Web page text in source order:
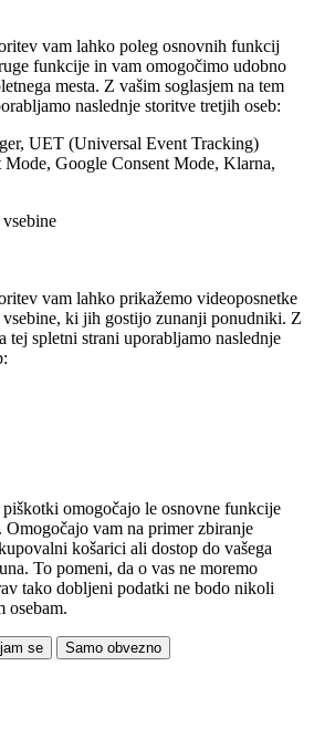
vam lahko poleg osnovnih funkcij
funkcije in vam omogočimo udobno
mesta. Z vašim soglasjem na tem
naslednje storitve tretjih oseb:
UET (Universal Event Tracking)
Google Consent Mode, Klarna,
vam lahko prikažemo videoposnetke
ki jih gostijo zunanji ponudniki. Z
tej spletni strani uporabljamo naslednje
omogočajo le osnovne funkcije
Omogočajo vam na primer zbiranje
košarici ali dostop do vašega
To pomeni, da o vas ne moremo
tako dobljeni podatki ne bodo nikoli
osebam.
se Samo obvezno